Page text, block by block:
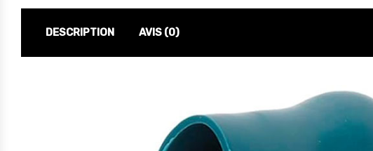
DESCRIPTION AVIS (0)